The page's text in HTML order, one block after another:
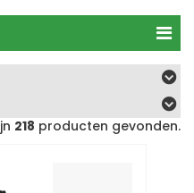
218 producten gevonden.